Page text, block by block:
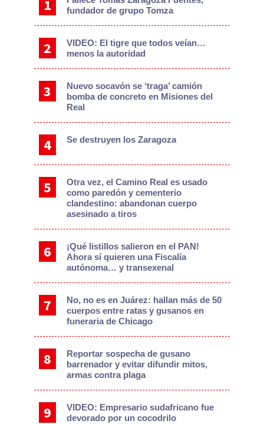
fundador de grupo Tomza
VIDEO: El tigre que todos veían…
menos la autoridad
Nuevo socavón se ‘traga’ camión
bomba de concreto en Misiones del
Real
Se destruyen los Zaragoza
Otra vez, el Camino Real es usado
como paredón y cementerio
clandestino: abandonan cuerpo
asesinado a tiros
¡Qué listillos salieron en el PAN!
Ahora sí quieren una Fiscalía
autónoma… y transexenal
No, no es en Juárez: hallan más de 50
cuerpos entre ratas y gusanos en
funeraria de Chicago
Reportar sospecha de gusano
barrenador y evitar difundir mitos,
armas contra plaga
VIDEO: Empresario sudafricano fue
devorado por un cocodrilo